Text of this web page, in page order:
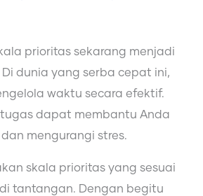
prioritas sekarang menjadi
dunia yang serba cepat ini,
waktu secara efektif.
dapat membantu Anda
mengurangi stres.
skala prioritas yang sesuai
tantangan. Dengan begitu